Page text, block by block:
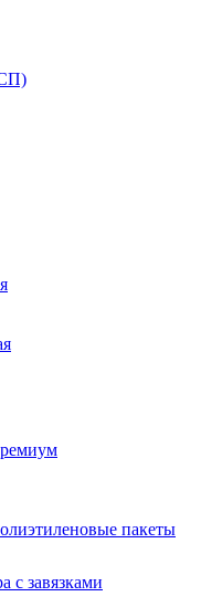
пакеты
с завязками